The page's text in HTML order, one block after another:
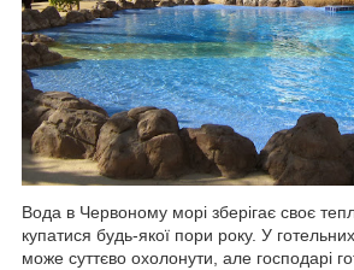
Вода в Червоному морі зберігає своє
купатися будь-якої пори року. У
може суттєво охолонути, але господарі